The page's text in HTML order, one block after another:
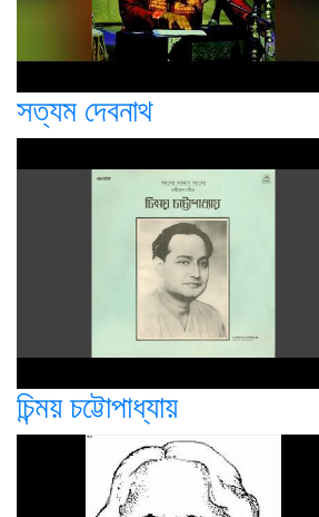
সত্যম দেবনাথ
চিন্ময় চট্টোপাধ্যায়